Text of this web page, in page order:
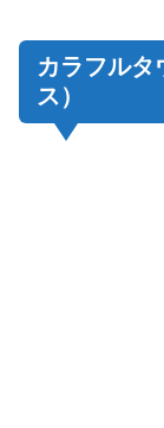
カラフルタ
ス）